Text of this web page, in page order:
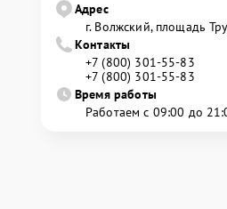
Адрес
г. Волжский, площадь
Контакты
+7 (800) 301-55-83
+7 (800) 301-55-83
Время работы
Работаем с 09:00 до